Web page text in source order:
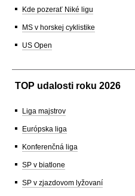
Kde pozerať Niké ligu
MS v horskej cyklistike
US Open
TOP udalosti roku 2026
Liga majstrov
Európska liga
Konferenčná liga
SP v biatlone
SP v zjazdovom lyžovaní